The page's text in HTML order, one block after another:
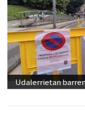
Udalerrietan